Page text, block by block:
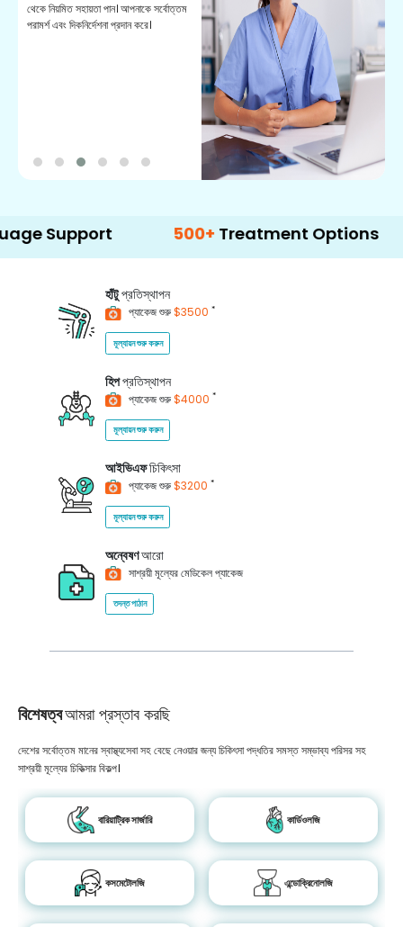
থেকে নিয়মিত সহায়তা পান। আপনাকে সর্বোত্তম
পরামর্শ এবং দিকনির্দেশনা প্রদান করে।
500+ Treatment Options
হাঁটুপ্রতিস্থাপন
প্যাকেজ শুরু$3500 *
মূল্যায়ন শুরু করুন
হিপপ্রতিস্থাপন
প্যাকেজ শুরু$4000 *
মূল্যায়ন শুরু করুন
আইভিএফচিকিৎসা
প্যাকেজ শুরু$3200 *
মূল্যায়ন শুরু করুন
অন্বেষণআরো
সাশ্রয়ী মূল্যের মেডিকেল প্যাকেজ
তদন্ত পাঠান
বিশেষত্বআমরা প্রস্তাব করছি
দেশের সর্বোত্তম মানের স্বাস্থ্যসেবা সহ বেছে নেওয়ার জন্য চিকিৎসা পদ্ধতির সমস্ত সম্ভাব্য পরিসর সহ
সাশ্রয়ী মূল্যের চিকিত্সার বিকল্প।
বারিয়াট্রিক সার্জারি কার্ডিওলজি
কসমেটোলজি এন্ডোক্রিনোলজি